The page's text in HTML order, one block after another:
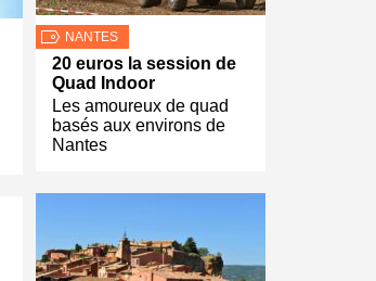
NANTES
20 euros la session de
Quad Indoor
Les amoureux de quad
basés aux environs de
Nantes